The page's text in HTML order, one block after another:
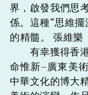
界，啟發我們思
係。這種“思維
的精髓。 張維
有幸獲得香港
命惟新–廣東美
中華文化的博大